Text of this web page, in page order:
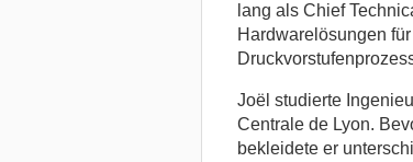
lang als Chief
Hardwarelösungen
Joël studierte
Centrale de Lyon.
bekleidete er